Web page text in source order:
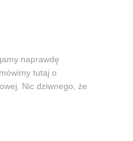
naprawdę
tutaj o
Nic dziwnego, że